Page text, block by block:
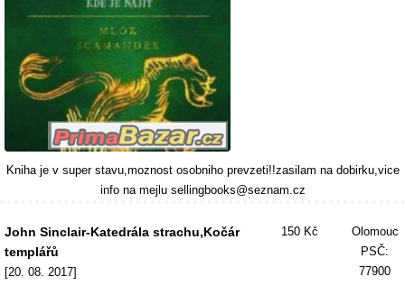
Kniha je v super stavu,moznost osobniho prevzeti!!zasilam na dobirku,vice
info na mejlu sellingbooks@seznam.cz
John Sinclair-Katedrála strachu,Kočár
templářů
[20. 08. 2017]
150 Kč
Olomouc
PSČ:
77900